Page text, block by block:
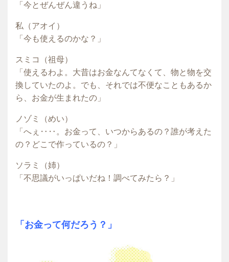
「今とぜんぜん違うね」
私（アオイ）
「今も使えるのかな？」
スミコ（祖母）
「使えるわよ。大昔はお金なんてなくて、物と物を交
換していたのよ。でも、それでは不便なこともあるか
ら、お金が生まれたの」
ノゾミ（めい）
「へぇ‥‥。お金って、いつからあるの？誰が考えた
の？どこで作っているの？」
ソラミ（姉）
「不思議がいっぱいだね！調べてみたら？」
「お金って何だろう？」